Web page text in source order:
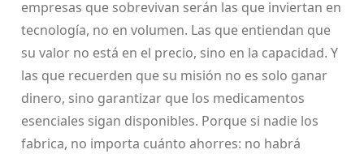
empresas que sobrevivan serán las que inviertan en
tecnología, no en volumen. Las que entiendan que
su valor no está en el precio, sino en la capacidad. Y
las que recuerden que su misión no es solo ganar
dinero, sino garantizar que los medicamentos
esenciales sigan disponibles. Porque si nadie los
fabrica, no importa cuánto ahorres: no habrá